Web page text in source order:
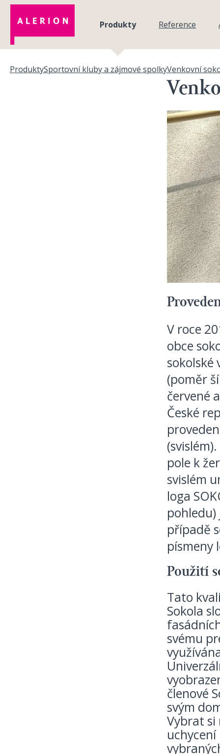
Přejít k hlavnímu obsahu
Produkty
Reference
ProduktySportovní kluby a zájmové spolkyVenkovní
V roce
obce
sokolské
(poměr
červené
České
pole k
svislém
loga
pohledu)
případě
písmeny
Použití
Tato
Sokola
svému
členové
svým
Vybrat si